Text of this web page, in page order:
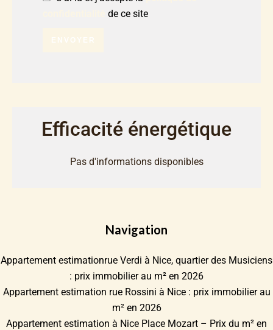
de ce site
ENVOYER
Efficacité énergétique
Pas d'informations disponibles
Navigation
Appartement estimationrue Verdi à Nice, quartier des Musiciens
: prix immobilier au m² en 2026
Appartement estimation rue Rossini à Nice : prix immobilier au
m² en 2026
Appartement estimation à Nice Place Mozart – Prix du m² en